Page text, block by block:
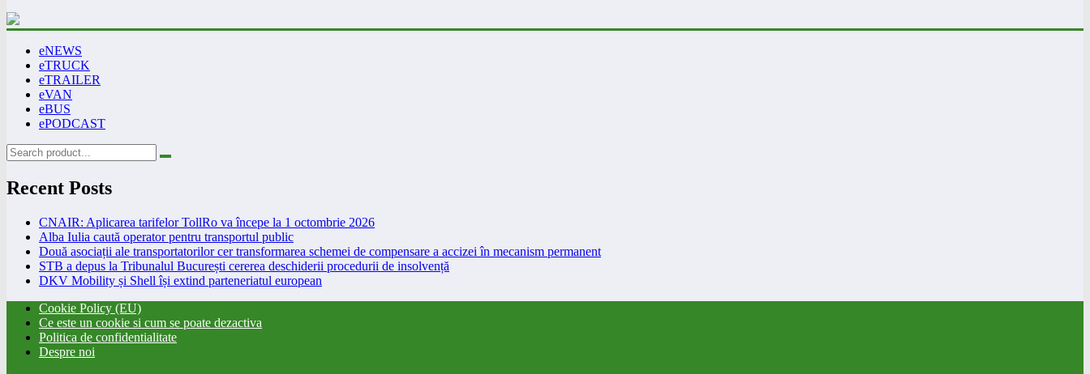
eNEWS
eTRUCK
eTRAILER
eVAN
eBUS
ePODCAST
Recent Posts
CNAIR: Aplicarea tarifelor TollRo va începe la 1 octombrie 2026
Alba Iulia caută operator pentru transportul public
Două asociații ale transportatorilor cer transformarea schemei de compensare a accizei în mecanism permanent
STB a depus la Tribunalul București cererea deschiderii procedurii de insolvență
DKV Mobility și Shell își extind parteneriatul european
Cookie Policy (EU)
Ce este un cookie si cum se poate dezactiva
Politica de confidentialitate
Despre noi